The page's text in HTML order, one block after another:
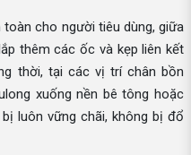
cho người tiêu dùng, giữa
thêm các ốc và kẹp liên kết
thời, tại các vị trí chân bồn
xuống nền bê tông hoặc
luôn vững chãi, không bị đổ